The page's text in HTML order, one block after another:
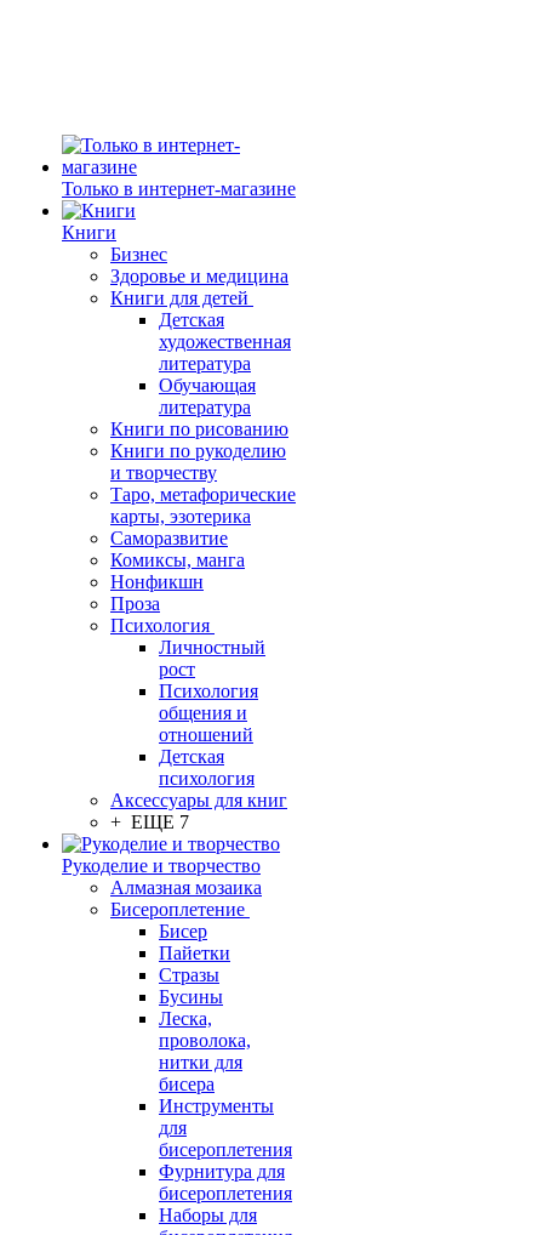
Только в интернет-магазине
Книги
Бизнес
Здоровье и медицина
Книги для детей
Детская
художественная
литература
Обучающая
литература
Книги по рисованию
Книги по рукоделию
и творчеству
Таро, метафорические
карты, эзотерика
Саморазвитие
Комиксы, манга
Нонфикшн
Проза
Психология
Личностный
рост
Психология
общения и
отношений
Детская
психология
Аксессуары для книг
+ ЕЩЕ 7
Рукоделие и творчество
Алмазная мозаика
Бисероплетение
Бисер
Пайетки
Стразы
Бусины
Леска,
проволока,
нитки для
бисера
Инструменты
для
бисероплетения
Фурнитура для
бисероплетения
Наборы для